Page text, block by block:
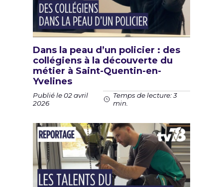
Dans la peau d’un policier : des
collégiens à la découverte du
métier à Saint-Quentin-en-
Yvelines
Publié le 02 avril
2026
Temps de lecture: 3
min.